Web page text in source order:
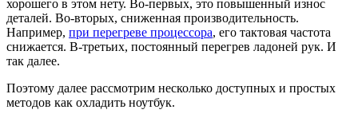
хорошего в этом нету. Во-первых, это повышенный износ
деталей. Во-вторых, сниженная производительность.
Например, при перегреве процессора, его тактовая частота
снижается. В-третьих, постоянный перегрев ладоней рук. И
так далее.
Поэтому далее рассмотрим несколько доступных и простых
методов как охладить ноутбук.